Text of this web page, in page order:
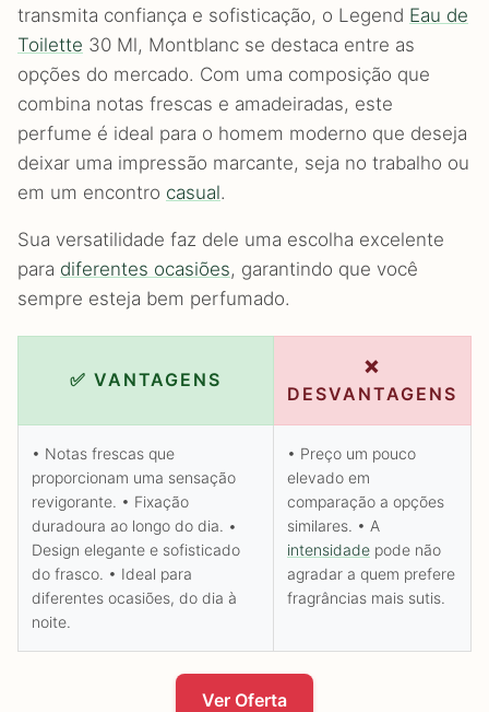
transmita confiança e sofisticação, o Legend Eau de
Toilette 30 Ml, Montblanc se destaca entre as
opções do mercado. Com uma composição que
combina notas frescas e amadeiradas, este
perfume é ideal para o homem moderno que deseja
deixar uma impressão marcante, seja no trabalho ou
em um encontro casual.
Sua versatilidade faz dele uma escolha excelente
para diferentes ocasiões, garantindo que você
sempre esteja bem perfumado.
✅ VANTAGENS
❌
DESVANTAGENS
• Notas frescas que
proporcionam uma sensação
revigorante. • Fixação
duradoura ao longo do dia. •
Design elegante e sofisticado
do frasco. • Ideal para
diferentes ocasiões, do dia à
noite.
• Preço um pouco
elevado em
comparação a opções
similares. • A
intensidade pode não
agradar a quem prefere
fragrâncias mais sutis.
Ver Oferta